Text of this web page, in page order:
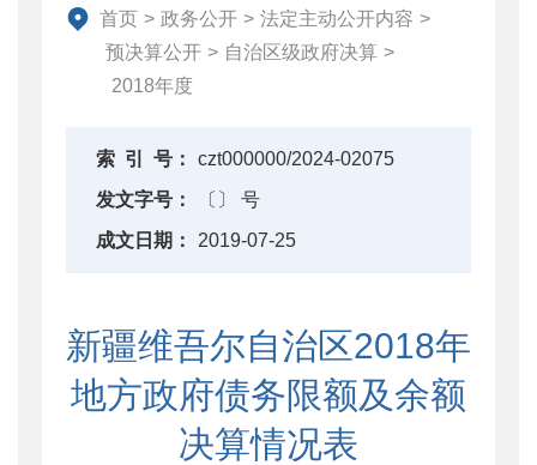
直达资金
行业监管
简政放权
重点领域信息公开
首页 > 政务公开 > 法定主动公开内容 >
预决算公开 > 自治区级政府决算 >
2018年度
索 引 号：
czt000000/2024-02075
发文字号：
〔〕 号
成文日期：
2019-07-25
新疆维吾尔自治区2018年
地方政府债务限额及余额
决算情况表